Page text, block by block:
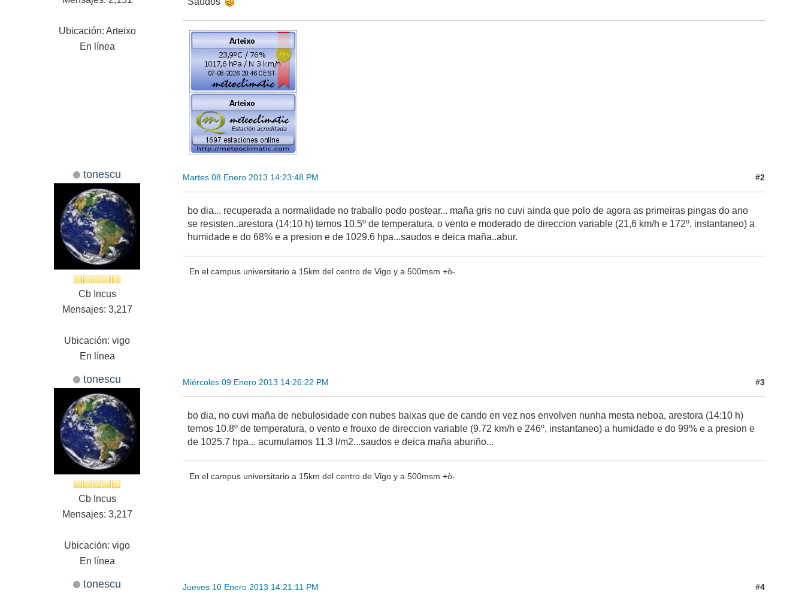
Ubicación: Arteixo
En línea
tonescu
Cb Incus
Mensajes: 3,217
Ubicación: vigo
En línea
Martes 08 Enero 2013 14:23:48 PM #2
bo dia... recuperada a normalidade no traballo podo postear... maña gris no cuvi ainda que polo de agora as primeiras pingas do ano
se resisten..arestora (14:10 h) temos 10.5º de temperatura, o vento e moderado de direccion variable (21,6 km/h e 172º, instantaneo) a
humidade e do 68% e a presion e de 1029.6 hpa...saudos e deica maña..abur.
En el campus universitario a 15km del centro de Vigo y a 500msm +ò-
tonescu
Cb Incus
Mensajes: 3,217
Ubicación: vigo
En línea
Miércoles 09 Enero 2013 14:26:22 PM #3
bo dia, no cuvi maña de nebulosidade con nubes baixas que de cando en vez nos envolven nunha mesta neboa, arestora (14:10 h)
temos 10.8º de temperatura, o vento e frouxo de direccion variable (9.72 km/h e 246º, instantaneo) a humidade e do 99% e a presion e
de 1025.7 hpa... acumulamos 11.3 l/m2...saudos e deica maña aburiño...
En el campus universitario a 15km del centro de Vigo y a 500msm +ò-
tonescu Jueves 10 Enero 2013 14:21:11 PM #4